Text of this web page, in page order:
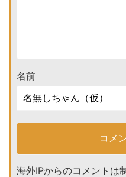
名前
海外IPからのコメントは